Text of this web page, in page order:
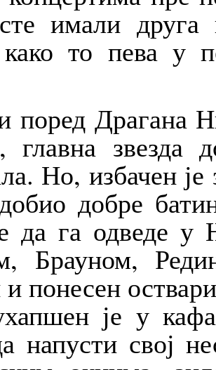
имали друга
како то пева у
поред Драгана
главна звезда
Но, избачен
добре
да га одведе у
Брауном,
и понесен
је у
напусти свој